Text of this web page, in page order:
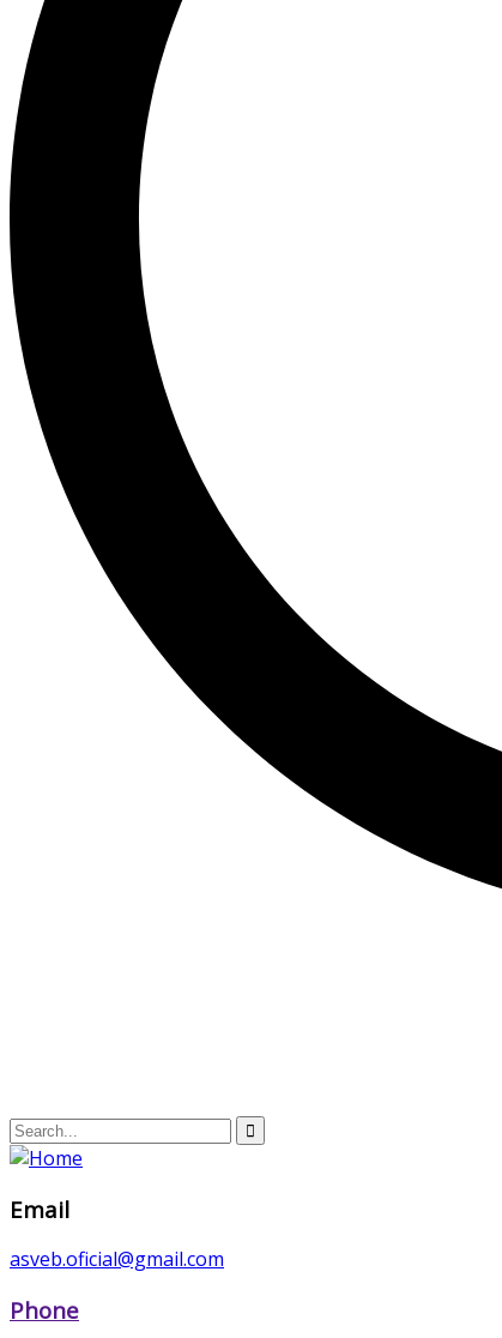
Email
asveb.oficial@gmail.com
Phone